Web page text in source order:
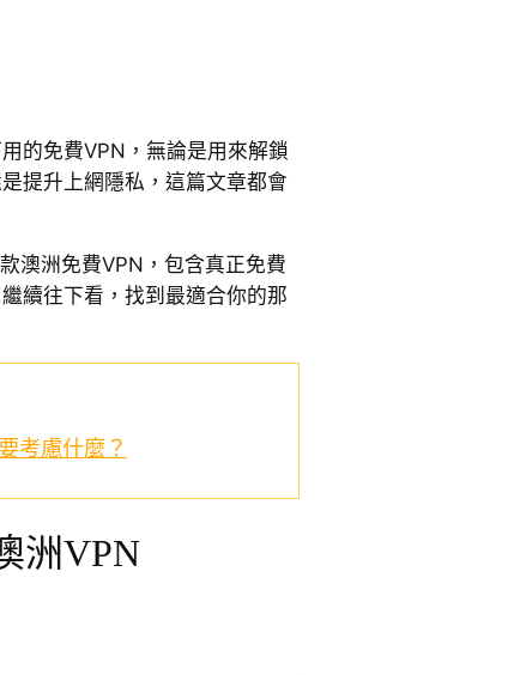
的免費VPN，無論是用來解鎖
提升上網隱私，這篇文章都會
澳洲免費VPN，包含真正免費
續往下看，找到最適合你的那
考慮什麼？
洲VPN